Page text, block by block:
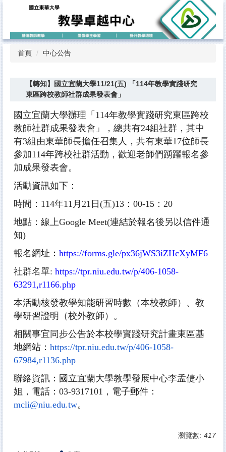
要
首頁 中心公告
【轉知】國立宜蘭大學11/21(五) 「114年教學實踐研究
東區跨校教師社群成果發表會」
國立宜蘭大學辦理「 114年教學實踐研究東 區跨校
教師社群成果發表會」，總共有24組社群，其中
有3組由東華師長擔任召集人，共有東華17位師長
參加114年跨校社群活動， 歡迎老師們踴躍報名參
加成果發表會。
活動資訊如下：
時間：114年11月21日(五)13：00-15：20
地點：線上Google Meet(連結於報名後另以信件通
知)
報名網址 ： https://forms.gle/px36jWS3iZHcXyMF6
社群名單: https://tpr.niu.edu.tw/p/406-1058-
63291,r1166.php
本活動核發教學知能研習時數（本校教師）、教
學研習證明（校外教師）。
相關事宜同步公告於本校學實踐研究計畫東區基
地網站： https://tpr.niu.edu.tw/p/406-1058-
67984,r1136.php
聯絡資訊：國立宜蘭大學教學發展中心李孟倢小
姐，電話：03-9317101，電子郵件：
mcli@niu.edu.tw。
瀏覽數: 417